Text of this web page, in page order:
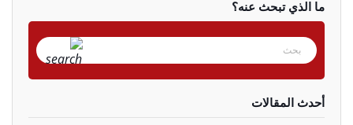
ما الذي تبحث عنه؟
أحدث المقالات